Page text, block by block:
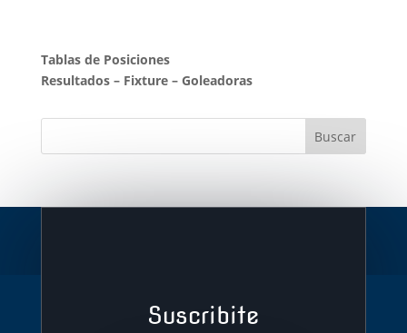
Tablas de Posiciones
Resultados– Fixture– Goleadoras
Suscribite